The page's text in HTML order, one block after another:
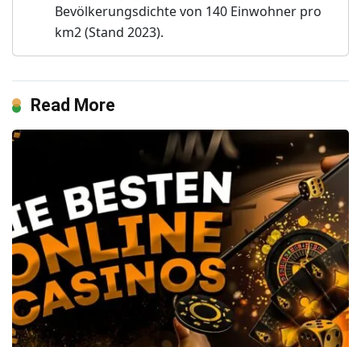
Bevölkerungsdichte von 140 Einwohner pro
km2 (Stand 2023).
Read More